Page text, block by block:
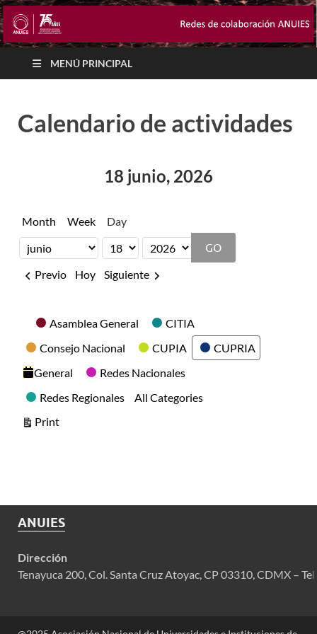
MENÚ PRINCIPAL
Calendario de actividades
18 junio, 2026
Month Week Day
Month
Day
Year
Previo
Hoy Siguiente
CategoriesAsamblea General
CITIA
Consejo Nacional
CUPIA
CUPRIA
General
Redes Nacionales
Redes Regionales
All Categories
PrintView
ANUIES
Dirección
Tenayuca 200, Col. Santa Cruz Atoyac, CP 03310, CDMX –